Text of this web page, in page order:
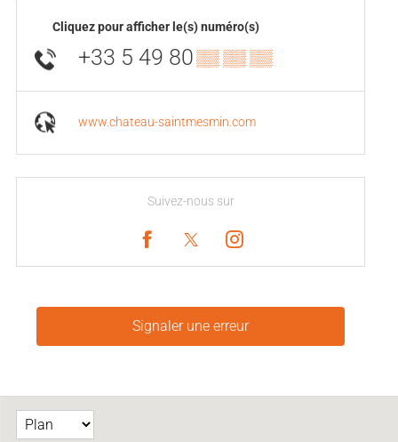
Cliquez pour afficher le(s) numéro(s)
+33 5 49 80▒▒ ▒▒ ▒▒
www.chateau-saintmesmin.com
Suivez-nous sur
Signaler une erreur